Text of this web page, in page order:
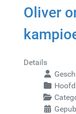
Oliver
Details